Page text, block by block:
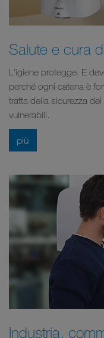
Salute e cura
L'igiene protegge. E
perché ogni catena è
tratta della sicurezza
vulnerabili.
più
Industria,